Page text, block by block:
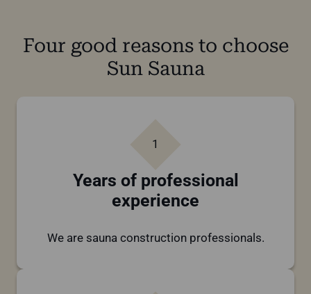
Four good reasons to choose
Sun Sauna
1
Years of professional
experience
We are sauna construction professionals.